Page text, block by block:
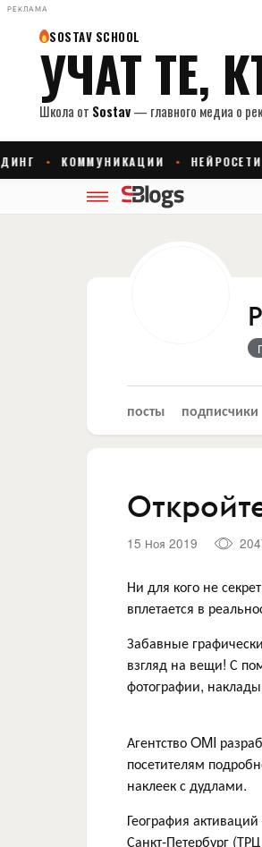
РЕКЛАМА
посты подписчики
15 Ноя 2019
Ни для кого не
вплетается в
Забавные
взгляд на вещи! С
фотографии,
Агентство OMI
посетителям
наклеек с дудлами.
География
Санкт-Петербург